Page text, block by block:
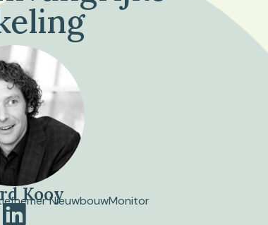
KooyNieuwbouwMonitor